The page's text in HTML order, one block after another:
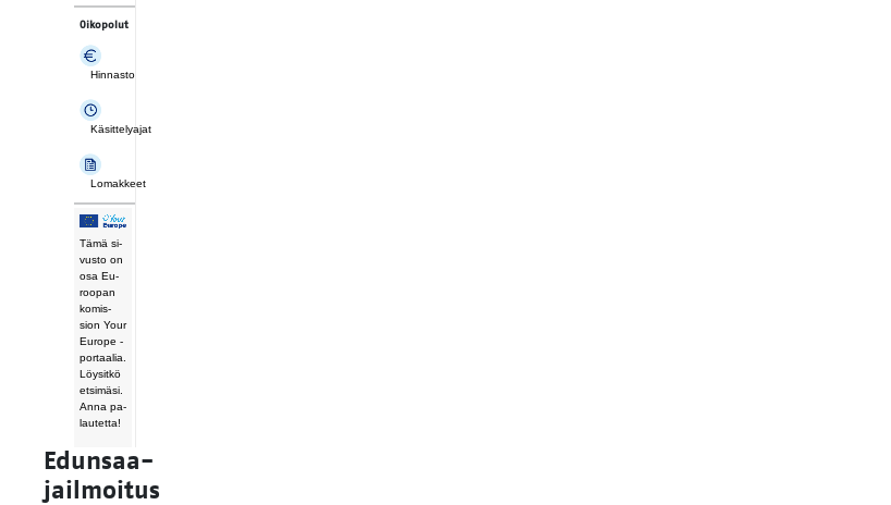
Edun­saa­
jail­moi­tus
Oikopolut
Hinnasto
Käsittelyajat
Lomakkeet
Tämä si­
vus­to on
osa Eu­
roo­pan
ko­mis­
sion Your
Eu­ro­pe -
por­taa­lia.
Löy­sit­kö
et­si­mä­si.
Anna pa­
lau­tet­ta!